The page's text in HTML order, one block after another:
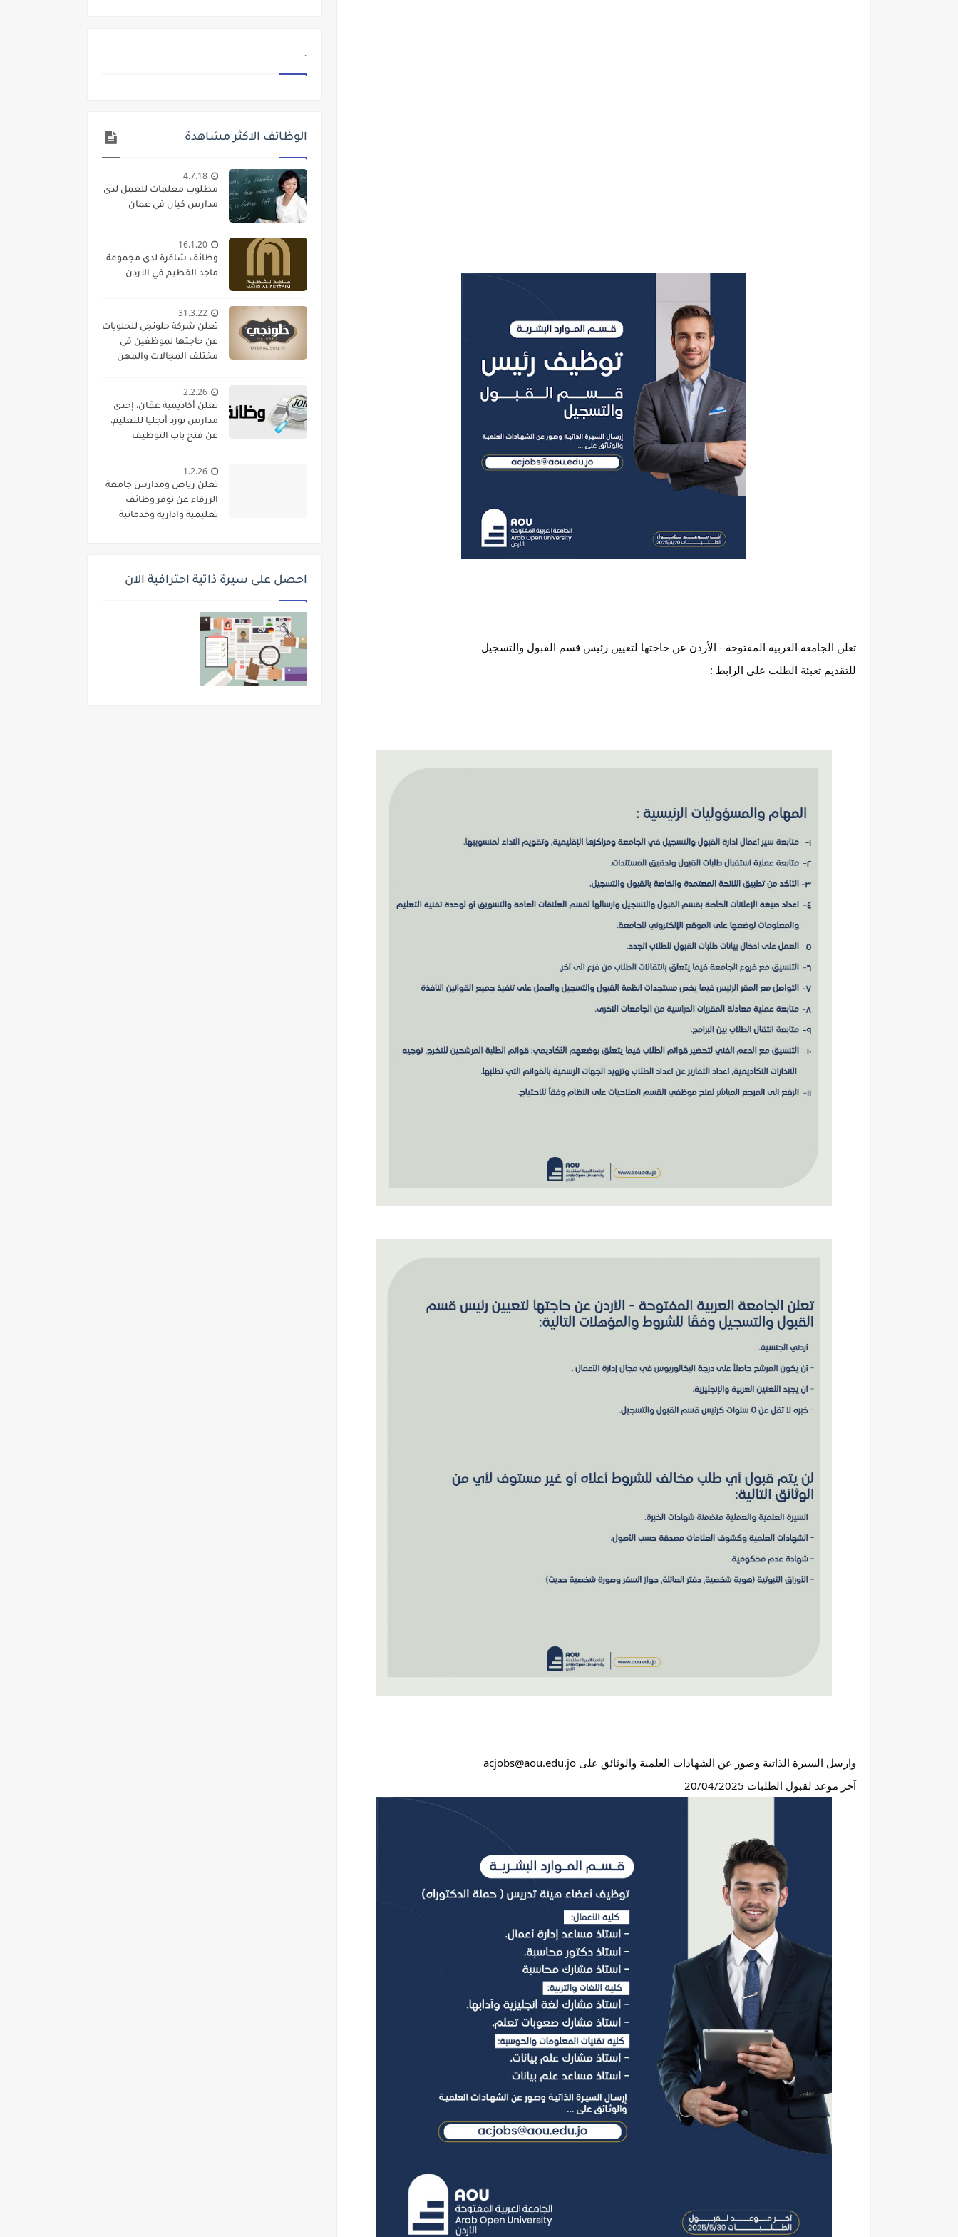
تعلن الجامعة العربية المفتوحة - الأردن عن حاجتها لتعيين رئيس قسم القبول والتسجيل
للتقديم تعبئة الطلب على الرابط :
وارسل السيرة الذاتية وصور عن الشهادات العلمية والوثائق على acjobs@aou.edu.jo
آخر موعد لقبول الطلبات 20/04/2025
.
الوظائف الاكثر مشاهدة
4.7.18
مطلوب معلمات للعمل لدى
مدارس كيان في عمان
16.1.20
وظائف شاغرة لدى مجموعة
ماجد الفطيم في الاردن
31.3.22
تعلن شركة حلونجي للحلويات
عن حاجتها لموظفين في
مختلف المجالات والمهن
2.2.26
تعلن أكاديمية عمّان، إحدى
مدارس نورد أنجليا للتعليم،
عن فتح باب التوظيف
متميزة للانضمام إلى فريقها
الأكاديمي
1.2.26
تعلن رياض ومدارس جامعة
الزرقاء عن توفر وظائف
تعليمية وادارية وخدماتية
احصل على سيرة ذاتية احترافية الان